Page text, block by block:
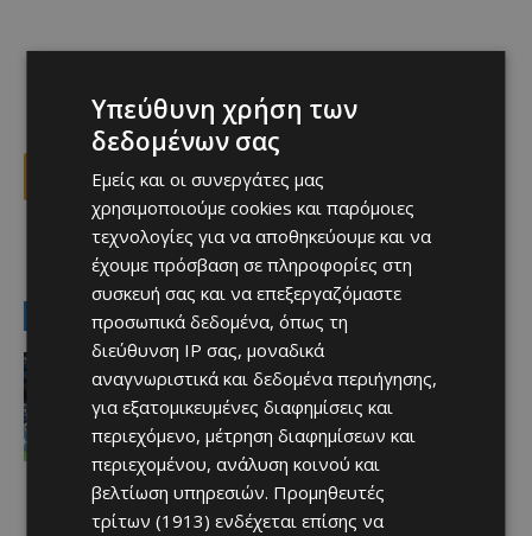
Facebook X
petrolina Top καινοτομία τεχνολογία
LATEST NEWS
Αθλητικά
Όλα δείχνουν… φουλαρισμένες τρεις
κερκίδες!
Afentiko 08/08/2026
Υπεύθυνη χρήση των
δεδομένων σας
Εμείς και οι συνεργάτες μας
χρησιμοποιούμε cookies και παρόμοιες
τεχνολογίες για να αποθηκεύουμε και να
έχουμε πρόσβαση σε πληροφορίες στη
συσκευή σας και να επεξεργαζόμαστε
προσωπικά δεδομένα, όπως τη
διεύθυνση IP σας, μοναδικά
αναγνωριστικά και δεδομένα περιήγησης,
για εξατομικευμένες διαφημίσεις και
περιεχόμενο, μέτρηση διαφημίσεων και
περιεχομένου, ανάλυση κοινού και
βελτίωση υπηρεσιών. Προμηθευτές
τρίτων (1913) ενδέχεται επίσης να